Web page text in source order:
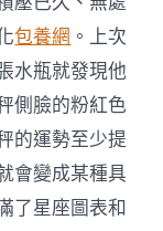
包養網 。上次
水瓶就發現他
側臉的粉紅色
的運勢至少提
會變成某種具
了星座圖表和